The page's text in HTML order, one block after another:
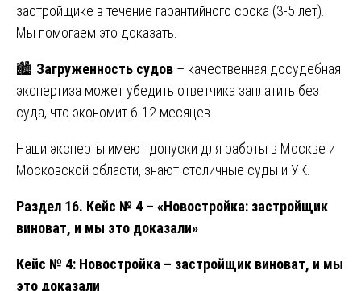
застройщике в течение гарантийного срока (3-5 лет).
Мы помогаем это доказать.
🏙 Загруженность судов – качественная досудебная
экспертиза может убедить ответчика заплатить без
суда, что экономит 6-12 месяцев.
Наши эксперты имеют допуски для работы в Москве и
Московской области, знают столичные суды и УК.
Раздел 16. Кейс № 4 – «Новостройка: застройщик
виноват, и мы это доказали»
Кейс № 4: Новостройка – застройщик виноват, и мы
это доказали